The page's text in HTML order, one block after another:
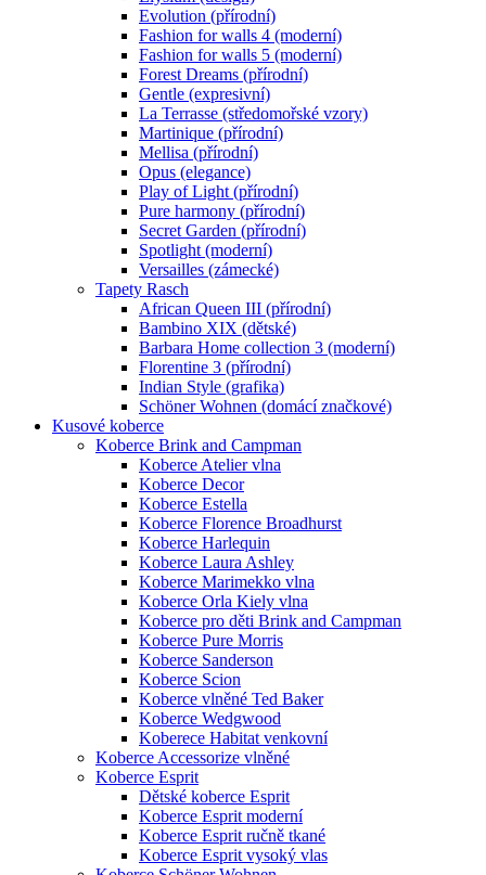
Evolution (přírodní)
Fashion for walls 4 (moderní)
Fashion for walls 5 (moderní)
Forest Dreams (přírodní)
Gentle (expresivní)
La Terrasse (středomořské vzory)
Martinique (přírodní)
Mellisa (přírodní)
Opus (elegance)
Play of Light (přírodní)
Pure harmony (přírodní)
Secret Garden (přírodní)
Spotlight (moderní)
Versailles (zámecké)
Tapety Rasch
African Queen III (přírodní)
Bambino XIX (dětské)
Barbara Home collection 3 (moderní)
Florentine 3 (přírodní)
Indian Style (grafika)
Schöner Wohnen (domácí značkové)
Kusové koberce
Koberce Brink and Campman
Koberce Atelier vlna
Koberce Decor
Koberce Estella
Koberce Florence Broadhurst
Koberce Harlequin
Koberce Laura Ashley
Koberce Marimekko vlna
Koberce Orla Kiely vlna
Koberce pro děti Brink and Campman
Koberce Pure Morris
Koberce Sanderson
Koberce Scion
Koberce vlněné Ted Baker
Koberce Wedgwood
Koberece Habitat venkovní
Koberce Accessorize vlněné
Koberce Esprit
Dětské koberce Esprit
Koberce Esprit moderní
Koberce Esprit ručně tkané
Koberce Esprit vysoký vlas